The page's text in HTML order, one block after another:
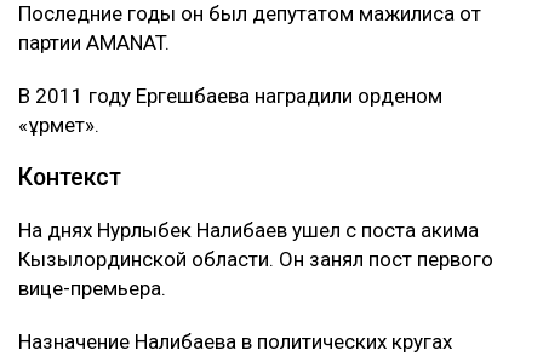
Последние годы он был депутатом мажилиса от
партии AMANAT.
В 2011 году Ергешбаева наградили орденом
«Құрмет».
Контекст
На днях Нурлыбек Налибаев ушел с поста акима
Кызылординской области. Он занял пост первого
вице-премьера.
Назначение Налибаева в политических кругах